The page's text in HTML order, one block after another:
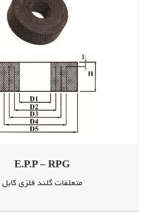
E.P.P – RPG
متعلقات گلند فلزی کابل